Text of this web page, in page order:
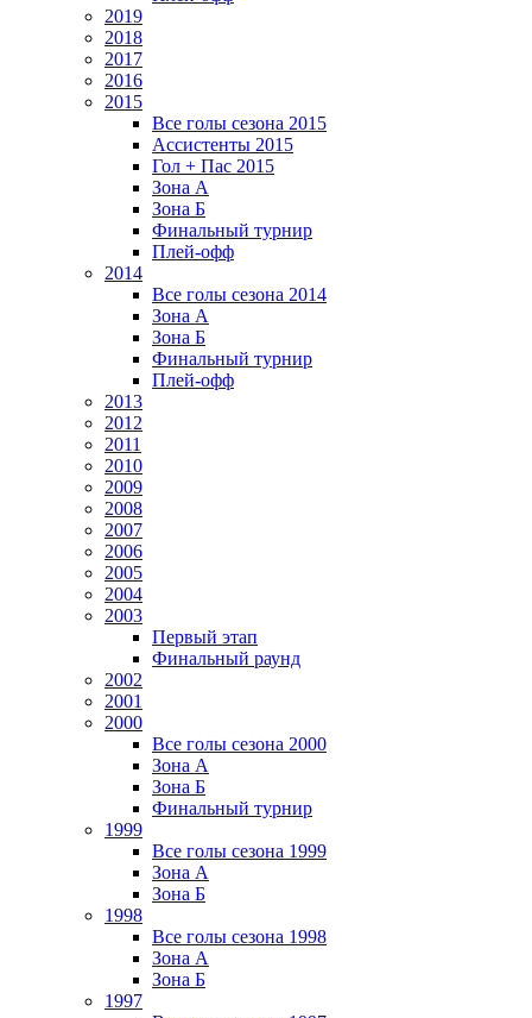
2019
2018
2017
2016
2015
Все голы сезона 2015
Ассистенты 2015
Гол + Пас 2015
Зона А
Зона Б
Финальный турнир
Плей-офф
2014
Все голы сезона 2014
Зона А
Зона Б
Финальный турнир
Плей-офф
2013
2012
2011
2010
2009
2008
2007
2006
2005
2004
2003
Первый этап
Финальный раунд
2002
2001
2000
Все голы сезона 2000
Зона А
Зона Б
Финальный турнир
1999
Все голы сезона 1999
Зона А
Зона Б
1998
Все голы сезона 1998
Зона А
Зона Б
1997